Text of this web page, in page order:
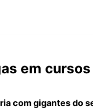
em
com gigantes do